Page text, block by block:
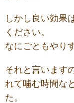
しかし良い効果
ください。
なにごともやり
それと言います
れて噛む時間な
た。